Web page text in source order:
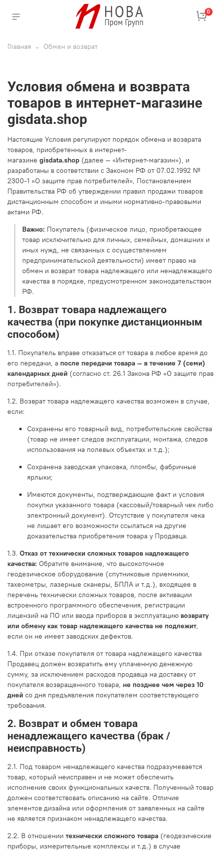
0
Главная Обмен и возврат
Условия обмена и возврата
товаров в интернет-магазине
gisdata.shop
Настоящие Условия регулируют порядок обмена и возврата
товаров, приобретенных в интернет-
магазине gisdata.shop (далее — «Интернет-магазин»), и
разработаны в соответствии с Законом РФ от 07.02.1992 №
2300-1 «О защите прав потребителей», Постановлением
Правительства РФ об утверждении правил продажи товаров
дистанционным способом и иными нормативно-правовыми
актами РФ.
Важно: Покупатель (физическое лицо, приобретающее
товар исключительно для личных, семейных, домашних и
иных нужд, не связанных с осуществлением
предпринимательской деятельности) имеет право на
обмен и возврат товара надлежащего или ненадлежащего
качества в порядке, предусмотренном законодательством
РФ.
1. Возврат товара надлежащего
качества (при покупке дистанционным
способом)
1.1. Покупатель вправе отказаться от товара в любое время до
его передачи, а после передачи товара — в течение 7 (семи)
календарных дней (согласно ст. 26.1 Закона РФ «О защите прав
потребителей»).
1.2. Возврат товара надлежащего качества возможен в случае,
если:
Сохранены его товарный вид, потребительские свойства
(товар не имеет следов эксплуатации, монтажа, следов
использования на полевых объектах и т.д.);
Сохранена заводская упаковка, пломбы, фабричные
ярлыки;
Имеются документы, подтверждающие факт и условия
покупки указанного товара (кассовый/товарный чек либо
электронный документ). Отсутствие у покупателя чека
не лишает его возможности ссылаться на другие
доказательства приобретения товара у Продавца.
1.3. Отказ от технически сложных товаров надлежащего
качества: Обратите внимание, что высокоточное
геодезическое оборудование (спутниковые приемники,
тахеометры, лазерные сканеры, БПЛА и т.д.), входящее в
перечень технически сложных товаров, после активации
встроенного программного обеспечения, регистрации
лицензий на ПО или ввода приборов в эксплуатацию возврату
или обмену как товар надлежащего качества не подлежит,
если он не имеет заводских дефектов.
1.4. При отказе покупателя от товара надлежащего качества
Продавец должен возвратить ему уплаченную денежную
сумму, за исключением расходов продавца на доставку от
покупателя возвращенного товара, не позднее чем через 10
дней со дня предъявления покупателем соответствующего
требования.
2. Возврат и обмен товара
ненадлежащего качества (брак /
неисправность)
2.1. Под товаром ненадлежащего качества подразумевается
товар, который неисправен и не может обеспечить
исполнение своих функциональных качеств. Полученный товар
должен соответствовать описанию на сайте. Отличие
элементов дизайна или оформления от заявленных на сайте
не является признаком ненадлежащего качества.
2.2. В отношении технически сложного товара (геодезические
приборы, измерительные комплексы и т.д.) в случае